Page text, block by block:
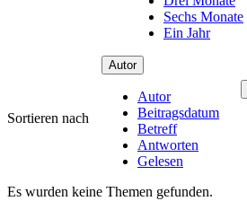
Sechs Monate
Ein Jahr
Sortieren nach
Autor
Autor
Beitragsdatum
Betreff
Antworten
Gelesen
Es wurden keine Themen gefunden.